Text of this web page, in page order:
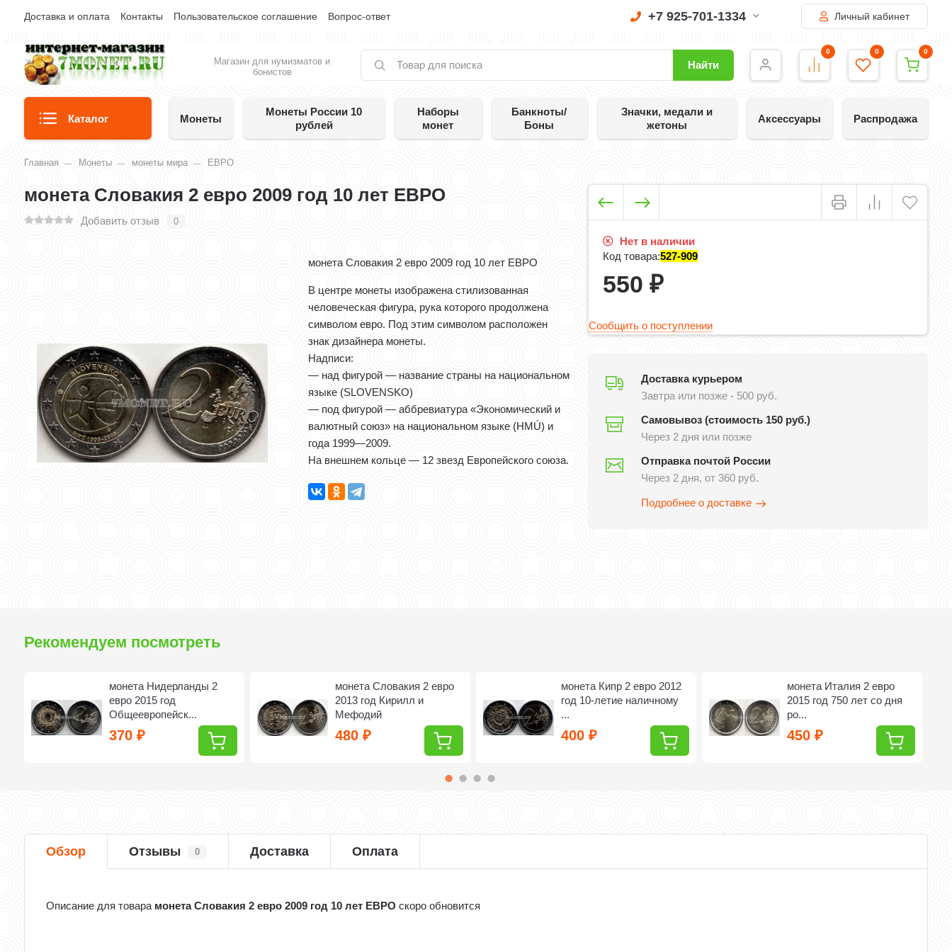
Доставка и оплата Контакты Пользовательское соглашение Вопрос-ответ +7 925-701-1334 Личный кабинет
Магазин для нумизматов и
бонистов
Найти
0 0 0
Каталог Монеты
Монеты России 10
рублей
Наборы
монет
Банкноты/
Боны
Значки, медали и
жетоны
Аксессуары Распродажа
Главная Монеты монеты мира ЕВРО
монета Словакия 2 евро 2009 год 10 лет ЕВРО
Добавить отзыв 0
монета Словакия 2 евро 2009 год 10 лет ЕВРО
В центре монеты изображена стилизованная
человеческая фигура, рука которого продолжена
символом евро. Под этим символом расположен
знак дизайнера монеты.
Надписи:
— над фигурой — название страны на национальном
языке (SLOVENSKO)
— под фигурой — аббревиатура «Экономический и
валютный союз» на национальном языке (HMÚ) и
года 1999—2009.
На внешнем кольце — 12 звезд Европейского союза.
Нет в наличии
Код товара:527-909
550 ₽
Сообщить о поступлении
Доставка курьером
Завтра или позже - 500 руб.
Самовывоз (стоимость 150 руб.)
Через 2 дня или позже
Отправка почтой России
Через 2 дня, от 360 руб.
Подробнее о доставке
Рекомендуем посмотреть
монета Нидерланды 2
евро 2015 год
Общеевропейск...
370₽
монета Словакия 2 евро
2013 год Кирилл и
Мефодий
480₽
монета Кипр 2 евро 2012
год 10-летие наличному
...
400₽
монета Италия 2 евро
2015 год 750 лет со дня
ро...
450₽
Обзор Отзывы 0 Доставка Оплата
Описание для товара монета Словакия 2 евро 2009 год 10 лет ЕВРО скоро обновится